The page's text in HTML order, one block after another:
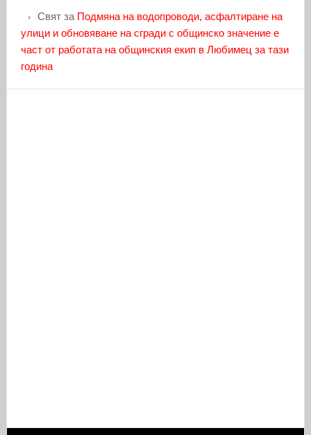
Святза Подмяна на водопроводи, асфалтиране на
улици и обновяване на сгради с общинско значение е
част от работата на общинския екип в Любимец за тази
година